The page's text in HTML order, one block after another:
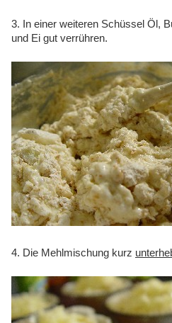
3. In einer weiteren Schüssel Öl,
und Ei gut verrühren.
4. Die Mehlmischung kurz